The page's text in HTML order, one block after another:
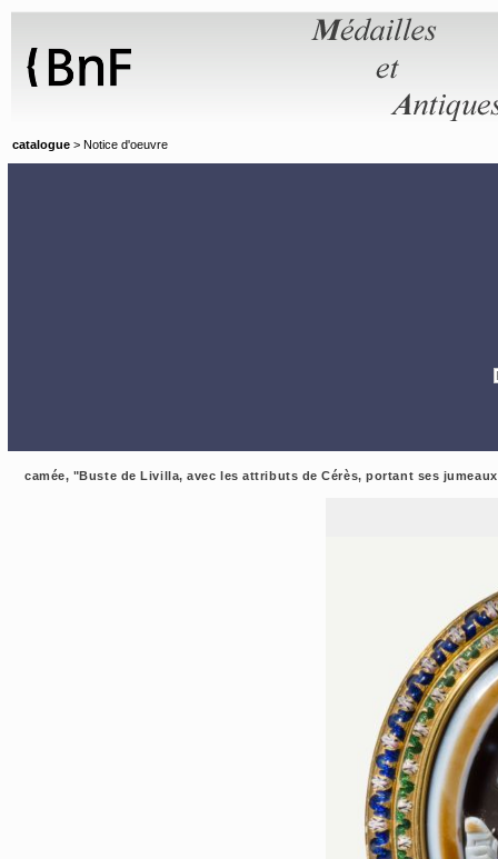
catalogue > Notice d'oeuvre
camée, "Buste de Livilla, avec les attributs de Cérès, portant ses